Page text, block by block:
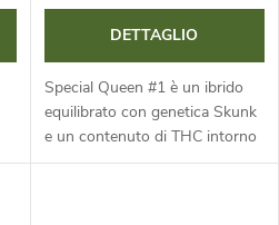
DETTAGLIO
Special Queen #1 è un ibrido
equilibrato con genetica Skunk
e un contenuto di THC intorno
al 18 %. Ideale per i principianti